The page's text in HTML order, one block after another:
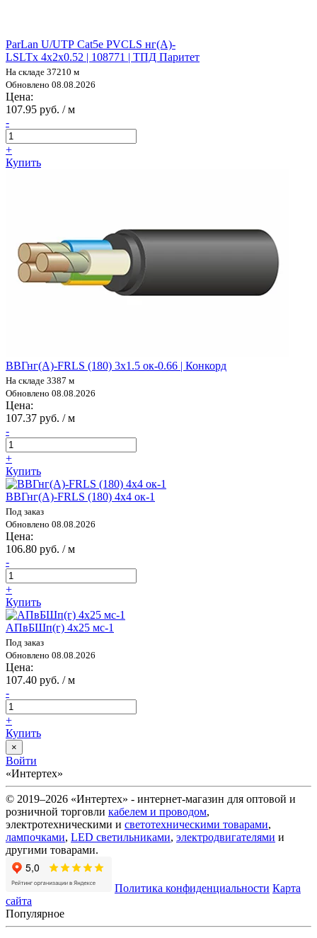
ParLan U/UTP Cat5e PVCLS нг(А)-
LSLTx 4х2х0.52 | 108771 | ТПД Паритет
На складе 37210 м
Обновлено 08.08.2026
Цена:
107.95 руб. / м
-
+
Купить
ВВГнг(А)-FRLS (180) 3х1.5 ок-0.66 | Конкорд
На складе 3387 м
Обновлено 08.08.2026
Цена:
107.37 руб. / м
-
+
Купить
ВВГнг(А)-FRLS (180) 4х4 ок-1
Под заказ
Обновлено 08.08.2026
Цена:
106.80 руб. / м
-
+
Купить
АПвБШп(г) 4х25 мс-1
Под заказ
Обновлено 08.08.2026
Цена:
107.40 руб. / м
-
+
Купить
×
Войти
«Интертех»
© 2019–2026 «Интертех» - интернет-магазин для оптовой и
розничной торговли кабелем и проводом,
электротехническими и светотехническими товарами,
лампочками, LED светильниками, электродвигателями и
другими товарами.
Политика конфиденциальности Карта
сайта
Популярное